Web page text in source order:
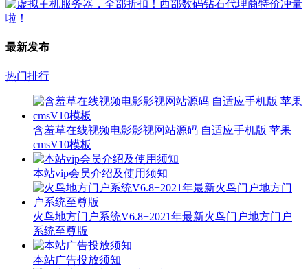
最新发布
热门排行
含羞草在线视频电影影视网站源码 自适应手机版 苹果
cmsV10模板
本站vip会员介绍及使用须知
火鸟地方门户系统V6.8+2021年最新火鸟门户地方门户
系统至尊版
本站广告投放须知